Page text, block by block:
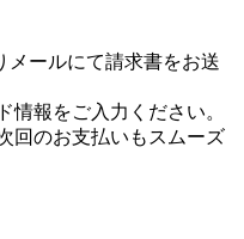
メールにて請求書をお送
情報をご入力ください。
回のお支払いもスムーズ